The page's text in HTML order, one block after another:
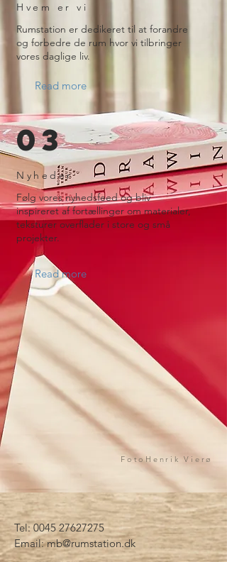
Hvem er vi
Rumstation er dedikeret til at forandre
og forbedre de rum hvor vi tilbringer
vores daglige liv.
Read more
03
Nyheder
Følg vores nyhedsfeed og bliv
inspireret af fortællinger om materialer,
teksturer overflader i store og små
projekter.
Read more
FotoHenrik Vierø
Tel:0045 27627275
Email:mb@rumstation.dk